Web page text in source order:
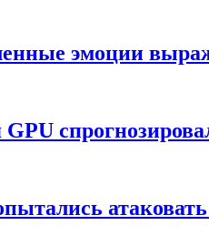
эмоции
GPU